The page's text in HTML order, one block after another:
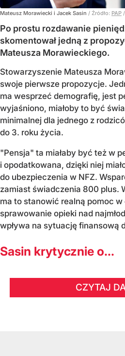
Mateusz Morawiecki i Jacek Sasin / Źródło: PAP /
Po prostu rozdawanie
skomentował jedną z
Mateusza Morawieckiego.
Stowarzyszenie Mateusza
swoje pierwsze propozycje.
ma wesprzeć demografię, jest
wyjaśniono, miałoby to być
minimalnej dla jednego z
do 3. roku życia.
"Pensja" ta miałaby być też w
i opodatkowana, dzięki niej
do ubezpieczenia w NFZ.
zamiast świadczenia 800 plus.
ma to stanowić realną pomoc
sprawowanie opieki nad
wpływa na sytuację finansową
Sasin krytycznie o...
CZYTAJ